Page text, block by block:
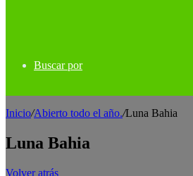
Buscar por
Inicio/Abierto todo el año./Luna Bahia
Luna Bahia
Volver atrás